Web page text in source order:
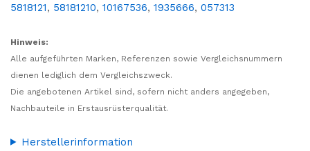
5818121, 58181210, 10167536, 1935666, 057313
Hinweis:
Alle aufgeführten Marken, Referenzen sowie Vergleichsnummern
dienen lediglich dem Vergleichszweck.
Die angebotenen Artikel sind, sofern nicht anders angegeben,
Nachbauteile in Erstausrüsterqualität.
Herstellerinformation